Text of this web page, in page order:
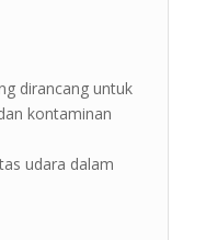
dirancang untuk
kontaminan
udara dalam